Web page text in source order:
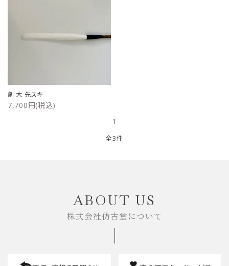
創 大 先スキ
7,700円(税込)
1
全3件
ABOUT US
株式会社仿古堂について